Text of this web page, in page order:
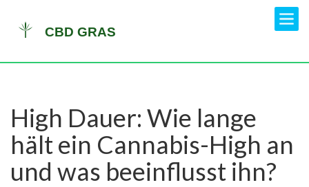
High Dauer: Wie lange
hält ein Cannabis-High an
und was beeinflusst ihn?